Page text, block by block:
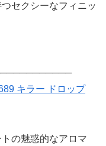
セクシーなフィニッ
キラー ドロップ
の魅惑的なアロマ